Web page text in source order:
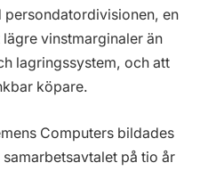
persondatordivisionen, en
vinstmarginaler än
lagringssystem, och att
köpare.
Computers bildades
på tio år